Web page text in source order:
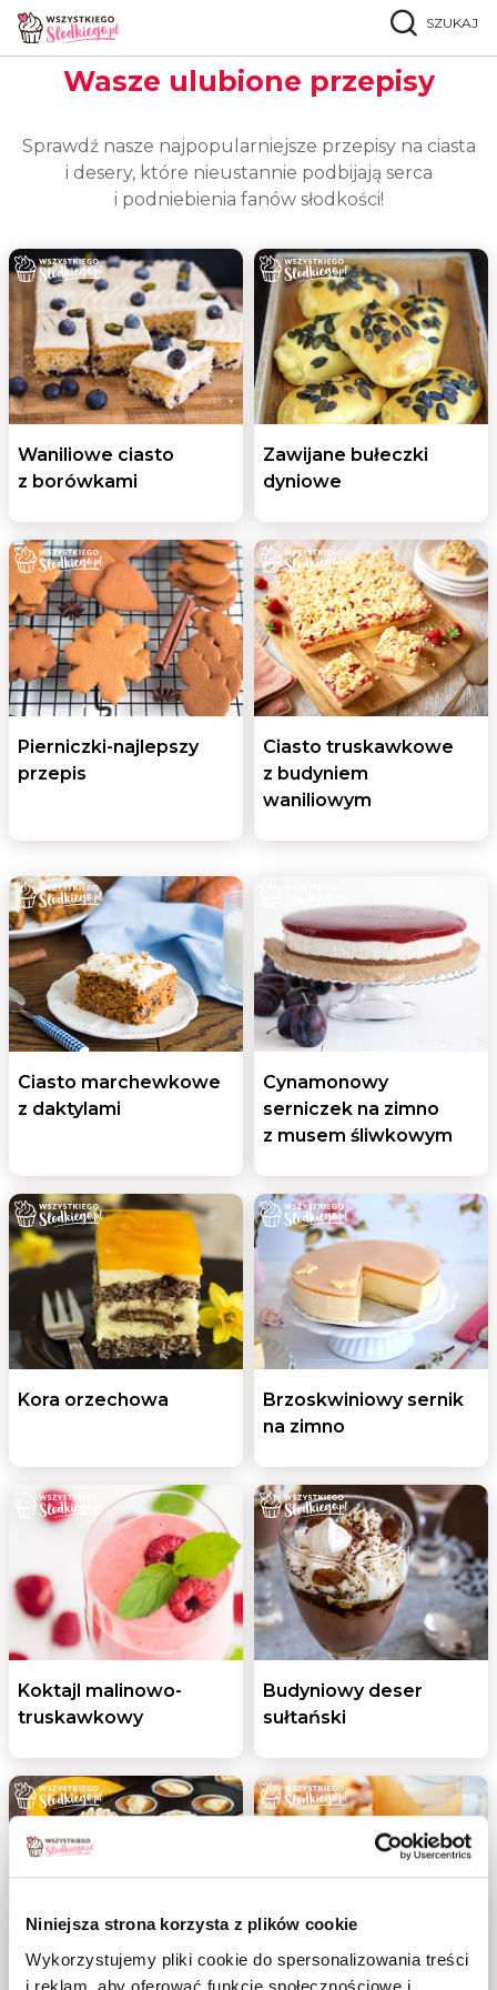
Niniejsza strona korzysta z plików cookie
Wykorzystujemy pliki cookie do spersonalizowania treści
i reklam, aby oferować funkcje społecznościowe i
SZUKAJ
Strona główna
Wasze ulubione przepisy
Sprawdź nasze najpopularniejsze przepisy na ciasta
i desery, które nieustannie podbijają serca
i podniebienia fanów słodkości!
Waniliowe ciasto
z borówkami
Zawijane bułeczki
dyniowe
Pierniczki-najlepszy
przepis
Ciasto truskawkowe
z budyniem
waniliowym
Ciasto marchewkowe
z daktylami
Cynamonowy
serniczek na zimno
z musem śliwkowym
Kora orzechowa
Brzoskwiniowy sernik
na zimno
Koktajl malinowo-
truskawkowy
Budyniowy deser
sułtański
Małe babeczki Blondies z masłem